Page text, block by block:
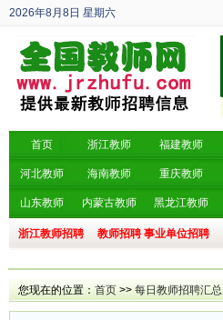
2026年8月8日 星期六
丙午年 六月廿六
首页 浙江教师 福建教师
河北教师 海南教师 重庆教师
山东教师 内蒙古教师 黑龙江教师
浙江教师招聘 教师招聘 事业单位招聘
您现在的位置： 首页 >> 每日教师招聘汇总